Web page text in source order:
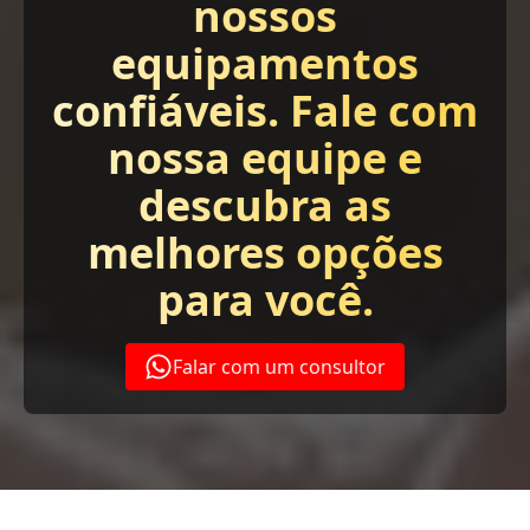
nossos
equipamentos
confiáveis. Fale com
nossa equipe e
descubra as
melhores opções
para você.
Falar com um consultor